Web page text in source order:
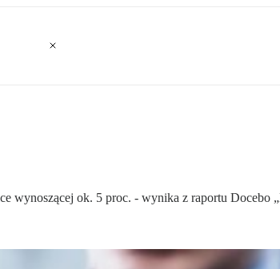
ok. 5 proc. - wynika z raportu Docebo